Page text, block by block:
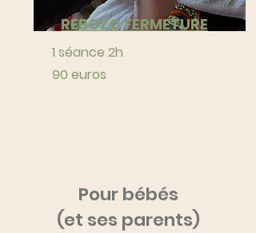
REBOZO FERMETURE
1 séance 2h
90 euros
Pour bébés
(et ses parents)